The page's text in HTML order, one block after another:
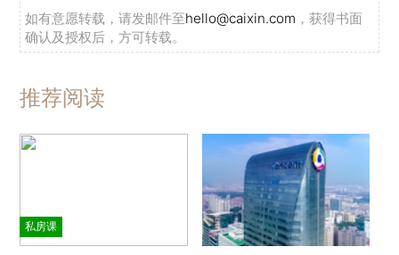
如有意愿转载，请发邮件至hello@caixin.com ，获得书面
确认及授权后，方可转载。
推荐阅读
私房课